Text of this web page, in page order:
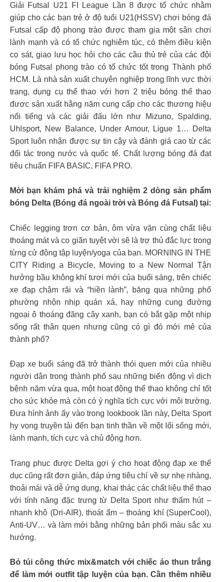
Giải Futsal U21 FI League Lần 8 được tổ chức nhằm
giúp cho các bạn trẻ ở độ tuổi U21(HSSV) chơi bóng đá
Futsal cấp độ phong trào được tham gia một sân chơi
lành mạnh và có tổ chức nghiêm túc, có thêm điều kiện
cọ sát, giao lưu học hỏi cho các cầu thủ trẻ của các đội
bóng Futsal phong trào có tổ chức tốt trong Thành phố
HCM. Là nhà sản xuất chuyên nghiệp trong lĩnh vực thời
trang, dụng cụ thể thao với hơn 2 triệu bóng thể thao
được sản xuất hằng năm cung cấp cho các thương hiệu
nổi tiếng và các giải đấu lớn như Mizuno, Spalding,
Uhlsport, New Balance, Under Amour, Ligue 1… Delta
Sport luôn nhận được sự tin cậy và đánh giá cao từ các
đối tác trong nước và quốc tế. Chất lượng bóng đá đạt
tiêu chuẩn FIFA BASIC, FIFA PRO.
Mời bạn khám phá và trải nghiệm 2 dòng sản phẩm
bóng Delta (Bóng đá ngoài trời và Bóng đá Futsal) tại:
Chiếc legging trơn cơ bản, ôm vừa vặn cùng chất liệu
thoáng mát và co giãn tuyệt vời sẽ là trợ thủ đắc lực trong
từng cử động tập luyện/yoga của bạn. MORNING IN THE
CITY Riding a Bicycle, Moving to a New Normal Tận
hưởng bầu không khí tươi mới của buổi sáng, trên chiếc
xe đạp chậm rãi và “hiền lành”, băng qua những phố
phường nhộn nhịp quán xá, hay những cung đường
ngoại ô thoáng đãng cây xanh, bạn có bắt gặp một nhịp
sống rất thân quen nhưng cũng có gì đó mới mẻ của
thành phố?
Đạp xe buổi sáng đã trở thành thói quen mới của nhiều
người dân trong thành phố sau những biến động vì dịch
bệnh năm vừa qua, một hoạt động thể thao không chỉ tốt
cho sức khỏe mà còn có ý nghĩa tích cực với môi trường.
Đưa hình ảnh ấy vào trong lookbook lần này, Delta Sport
hy vọng truyền tải đến bạn tinh thần về một lối sống mới,
lành mạnh, tích cực và chủ động hơn.
Trang phục được Delta gợi ý cho hoạt động đạp xe thể
dục cũng rất đơn giản, đáp ứng tiêu chí về sự nhẹ nhàng,
thoải mái và dễ ứng dụng, khai thác các chất liệu thể thao
với tính năng đặc trưng từ Delta Sport như thấm hút –
nhanh khô (Dri-AIR), thoát ẩm – thoáng khí (SuperCool),
Anti-UV… và làm mới bằng những bản phối màu sắc xu
hướng.
Bỏ túi công thức mix&match với chiếc áo thun trắng
để làm mới outfit tập luyện của bạn. Cần thêm nhiều